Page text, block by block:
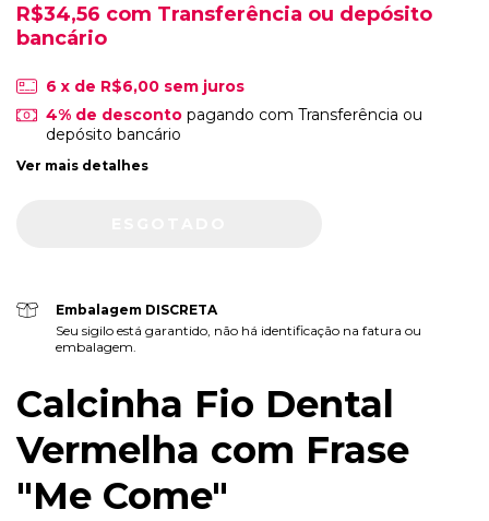
R$34,56 com Transferência ou depósito
bancário
6 x de R$6,00 sem juros
4% de descontopagando com Transferência ou
depósito bancário
Ver mais detalhes
Embalagem DISCRETA
Seu sigilo está garantido, não há identificação na fatura ou
embalagem.
Calcinha Fio Dental
Vermelha com Frase
"Me Come"